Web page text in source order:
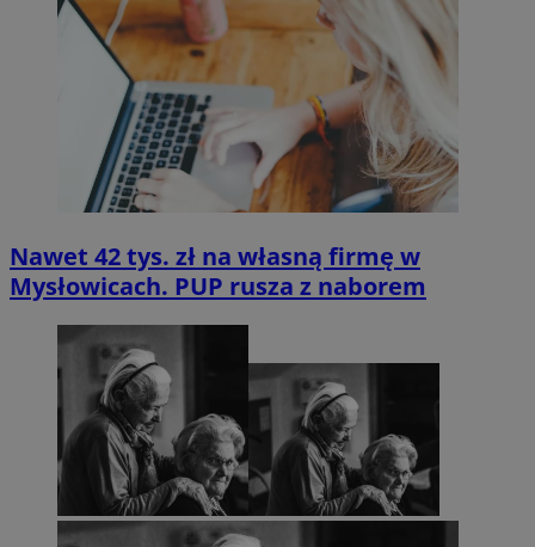
Nawet 42 tys. zł na własną firmę w
Mysłowicach. PUP rusza z naborem